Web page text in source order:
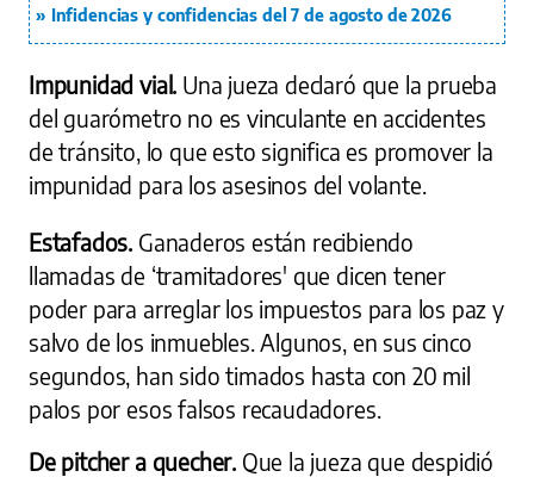
Infidencias y confidencias del 7 de agosto de 2026
Impunidad vial. Una jueza declaró que la prueba
del guarómetro no es vinculante en accidentes
de tránsito, lo que esto significa es promover la
impunidad para los asesinos del volante.
Estafados. Ganaderos están recibiendo
llamadas de ‘tramitadores' que dicen tener
poder para arreglar los impuestos para los paz y
salvo de los inmuebles. Algunos, en sus cinco
segundos, han sido timados hasta con 20 mil
palos por esos falsos recaudadores.
De pitcher a quecher. Que la jueza que despidió